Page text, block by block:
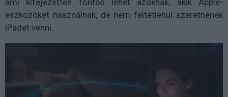
ami kifejezetten fontos lehet azoknak, akik Apple-
eszközöket használnak, de nem feltétlenül szeretnének
iPadet venni.